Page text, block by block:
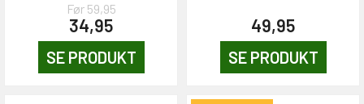
Før 59,95
34,95
SE PRODUKT
49,95
SE PRODUKT